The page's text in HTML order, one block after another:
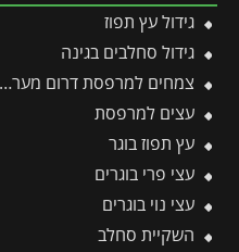
גידול עץ תפוז
גידול סחלבים בגינה
צמחים למרפסת דרום מערבית
עצים למרפסת
עץ תפוז בוגר
עצי פרי בוגרים
עצי נוי בוגרים
השקיית סחלב